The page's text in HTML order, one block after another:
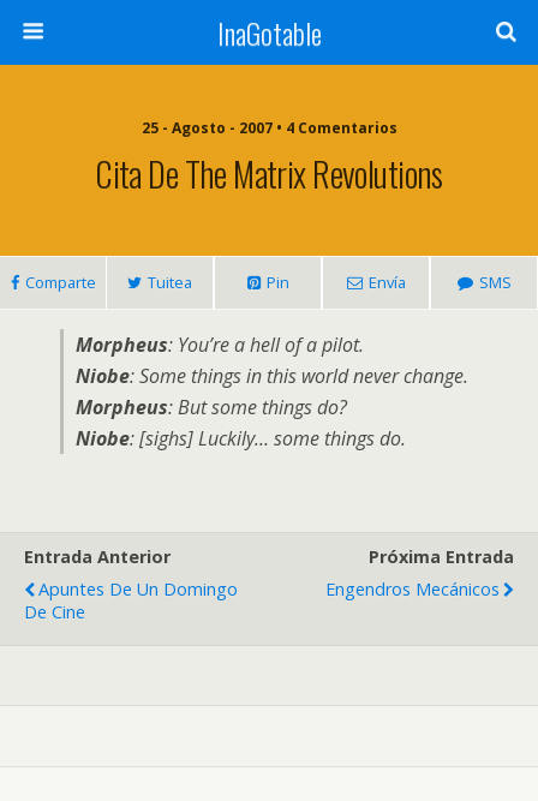
InaGotable
25 - Agosto - 2007 • 4 Comentarios
Cita De The Matrix Revolutions
Comparte Tuitea Pin Envía SMS
Morpheus: You’re a hell of a pilot.
Niobe: Some things in this world never change.
Morpheus: But some things do?
Niobe: [sighs] Luckily… some things do.
Entrada Anterior
Apuntes De Un Domingo
De Cine
Próxima Entrada
Engendros Mecánicos